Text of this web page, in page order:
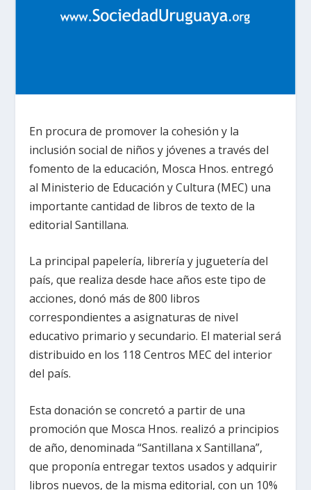
En procura de promover la cohesión y la
inclusión social de niños y jóvenes a través del
fomento de la educación, Mosca Hnos. entregó
al Ministerio de Educación y Cultura (MEC) una
importante cantidad de libros de texto de la
editorial Santillana.
La principal papelería, librería y juguetería del
país, que realiza desde hace años este tipo de
acciones, donó más de 800 libros
correspondientes a asignaturas de nivel
educativo primario y secundario. El material será
distribuido en los 118 Centros MEC del interior
del país.
Esta donación se concretó a partir de una
promoción que Mosca Hnos. realizó a principios
de año, denominada “Santillana x Santillana”,
que proponía entregar textos usados y adquirir
libros nuevos, de la misma editorial, con un 10%